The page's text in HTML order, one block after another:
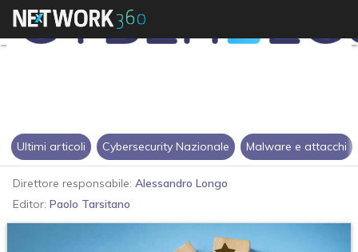
Ultimi articoli Cybersecurity Nazionale Malware e attacchi
Direttore responsabile: Alessandro Longo
Editor: Paolo Tarsitano